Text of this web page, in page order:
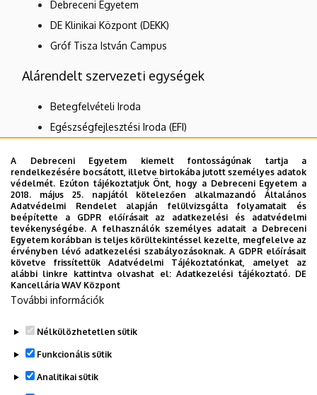
Debreceni Egyetem
DE Klinikai Központ (DEKK)
Gróf Tisza István Campus
Alárendelt szervezeti egységek
Betegfelvételi Iroda
Egészségfejlesztési Iroda (EFI)
Igazgatói titkárság
Kórház higiénia
Központi szervezet
Nincs találat.
Dolgozói adatmódosítás igénylése a DE
telefonkönyvében
A Debreceni Egyetem kiemelt fontosságúnak tartja a
rendelkezésére bocsátott, illetve birtokába jutott személyes adatok
védelmét. Ezúton tájékoztatjuk Önt, hogy a Debreceni Egyetem a
2018. május 25. napjától kötelezően alkalmazandó Általános
Adatvédelmi Rendelet alapján felülvizsgálta folyamatait és
beépítette a GDPR előírásait az adatkezelési és adatvédelmi
tevékenységébe. A felhasználók személyes adatait a Debreceni
Egyetem korábban is teljes körültekintéssel kezelte, megfelelve az
érvényben lévő adatkezelési szabályozásoknak. A GDPR előírásait
követve frissítettük Adatvédelmi Tájékoztatónkat, amelyet az
alábbi linkre kattintva olvashat el:Adatkezelési tájékoztató. DE
Kancellária WAV Központ
További információk
Nélkülözhetetlen sütik
Funkcionális sütik
Analitikai sütik